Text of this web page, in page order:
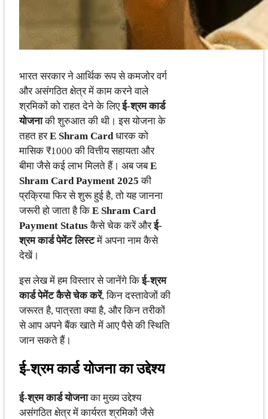
भारत सरकार ने आर्थिक रूप से कमजोर वर्ग
और असंगठित क्षेत्र में काम करने वाले
श्रमिकों को राहत देने के लिएई-श्रम कार्ड
योजनाकी शुरुआत की थी। इस योजना के
तहत हरE Shram Cardधारक को
मासिक ₹1000 की वित्तीय सहायता और
बीमा जैसे कई लाभ मिलते हैं। अब जबE
Shram Card Payment 2025 की
प्रक्रिया फिर से शुरू हुई है, तो यह जानना
जरूरी हो जाता है कि E Shram Card
Payment Statusकैसे चेक करें औरई-
श्रम कार्ड पेमेंट लिस्टमें अपना नाम कैसे
देखें।
इस लेख में हम विस्तार से जानेंगे किई-श्रम
कार्ड पेमेंट कैसे चेक करें, किन दस्तावेजों की
जरूरत है, पात्रता क्या है, और किन तरीकों
से आप अपने बैंक खाते में आए पैसे की स्थिति
जान सकते हैं।
ई-श्रम कार्ड योजना का उद्देश्य
ई-श्रम कार्ड योजनाका मुख्य उद्देश्य
असंगठित क्षेत्र में कार्यरत श्रमिकों जैसे